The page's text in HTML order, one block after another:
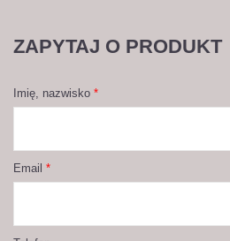
ZAPYTAJ O PRODUKT
Imię, nazwisko *
Email *